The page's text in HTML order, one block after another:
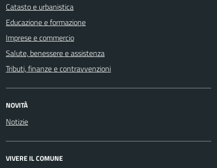
Catasto e urbanistica
Educazione e formazione
Imprese e commercio
Salute, benessere e assistenza
Tributi, finanze e contravvenzioni
NOVITÀ
Notizie
VIVERE IL COMUNE